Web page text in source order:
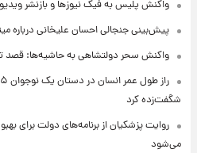
واکنش پلیس به فیک نیوزها و بازنشر
پیش‌بینی جنجالی احسان علیخانی درباره
واکنش سحر دولتشاهی به حاشیه‌ها: قصد
شگفت‌زده کرد
روایت پزشکیان از برنامه‌های دولت برای
می‌شود